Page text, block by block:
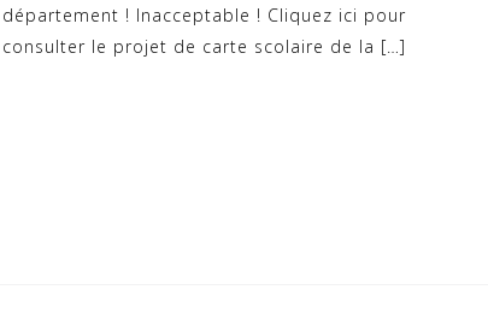
département ! Inacceptable ! Cliquez ici pour
consulter le projet de carte scolaire de la […]